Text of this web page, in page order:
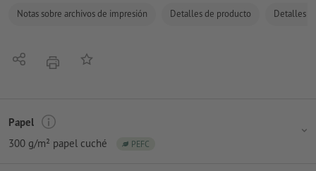
Notas sobre archivos de impresión Detalles de producto Detalles
CompartirimprimirAñadir a lista de favoritos
Papel
300 g/m² papel cuché
PEFC